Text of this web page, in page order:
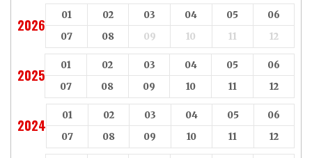
2026
01 02 03 04 05
06
07
08 09 10 11 12
2025
01 02 03 04 05
06
07
08 09 10 11 12
2024
01 02 03 04 05
06
07
08 09 10 11 12